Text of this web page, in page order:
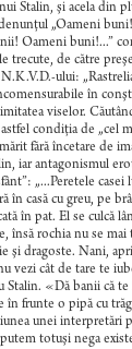
Stalin, şi acela din
denunţul „Oameni
Oameni buni!...”
trecute, de către
ului:
în
viselor.
condiţia de „cel
fără încetare de
iar antagonismul
„...Peretele casei
în casă cu greu, pe
în pat. El se culcă
însă rochia nu se
şi dragoste. Nani,
vezi cât de tare te
Stalin. «Dă banii că
în frunte o pipă cu
unei interpretări
totuşi nega